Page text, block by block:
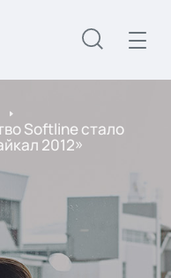
Softline стало
2012»